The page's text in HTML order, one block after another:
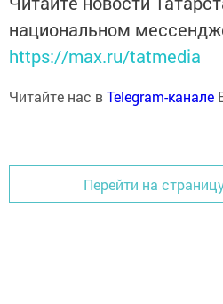
национальном
https://max.ru/tatmedia
Читайте нас вTelegram-канале
Перейти на